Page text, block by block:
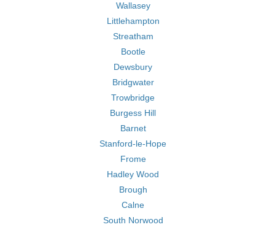
Wallasey
Littlehampton
Streatham
Bootle
Dewsbury
Bridgwater
Trowbridge
Burgess Hill
Barnet
Stanford-le-Hope
Frome
Hadley Wood
Brough
Calne
South Norwood